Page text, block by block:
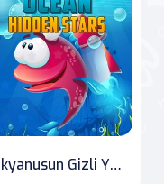
Okyanusun Gizli Yıldızları